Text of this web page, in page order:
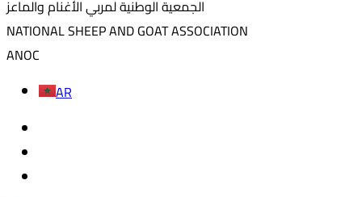
الجمعية الوطنية لمربي الأغنام والماعز
NATIONAL SHEEP AND GOAT ASSOCIATION
ANOC
AR